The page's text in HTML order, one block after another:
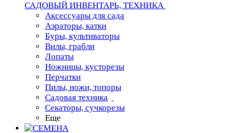
САДОВЫЙ ИНВЕНТАРЬ, ТЕХНИКА
Аксессуары для сада
Аэраторы, катки
Буры, культиваторы
Вилы, грабли
Лопаты
Ножницы, кусторезы
Перчатки
Пилы, ножи, топоры
Садовая техника
Секаторы, сучкорезы
Еще